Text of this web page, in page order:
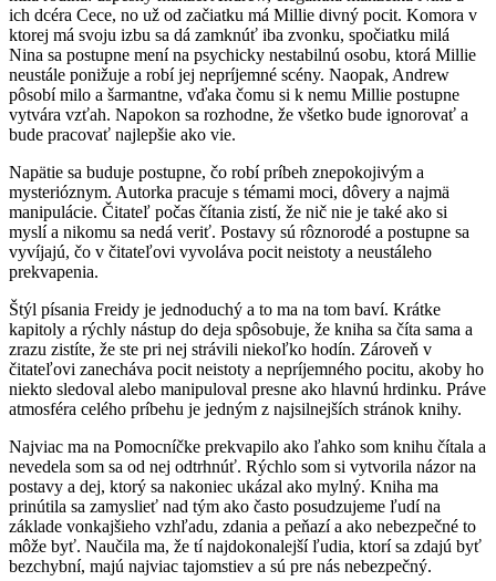
ich dcéra Cece, no už od začiatku má Millie divný pocit. Komora v
ktorej má svoju izbu sa dá zamknúť iba zvonku, spočiatku milá
Nina sa postupne mení na psychicky nestabilnú osobu, ktorá Millie
neustále ponižuje a robí jej nepríjemné scény. Naopak, Andrew
pôsobí milo a šarmantne, vďaka čomu si k nemu Millie postupne
vytvára vzťah. Napokon sa rozhodne, že všetko bude ignorovať a
bude pracovať najlepšie ako vie.
Napätie sa buduje postupne, čo robí príbeh znepokojivým a
mysterióznym. Autorka pracuje s témami moci, dôvery a najmä
manipulácie. Čitateľ počas čítania zistí, že nič nie je také ako si
myslí a nikomu sa nedá veriť. Postavy sú rôznorodé a postupne sa
vyvíjajú, čo v čitateľovi vyvoláva pocit neistoty a neustáleho
prekvapenia.
Štýl písania Freidy je jednoduchý a to ma na tom baví. Krátke
kapitoly a rýchly nástup do deja spôsobuje, že kniha sa číta sama a
zrazu zistíte, že ste pri nej strávili niekoľko hodín. Zároveň v
čitateľovi zanecháva pocit neistoty a nepríjemného pocitu, akoby ho
niekto sledoval alebo manipuloval presne ako hlavnú hrdinku. Práve
atmosféra celého príbehu je jedným z najsilnejších stránok knihy.
Najviac ma na Pomocníčke prekvapilo ako ľahko som knihu čítala a
nevedela som sa od nej odtrhnúť. Rýchlo som si vytvorila názor na
postavy a dej, ktorý sa nakoniec ukázal ako mylný. Kniha ma
prinútila sa zamyslieť nad tým ako často posudzujeme ľudí na
základe vonkajšieho vzhľadu, zdania a peňazí a ako nebezpečné to
môže byť. Naučila ma, že tí najdokonalejší ľudia, ktorí sa zdajú byť
bezchybní, majú najviac tajomstiev a sú pre nás nebezpečný.